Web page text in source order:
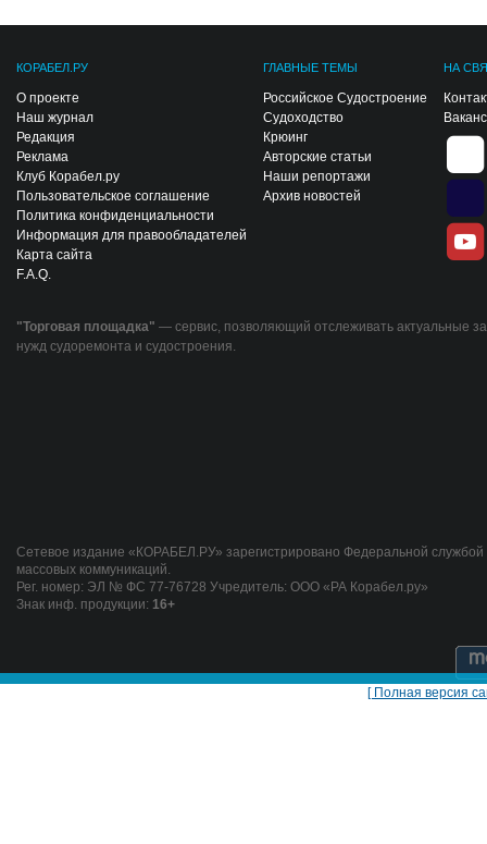
КОРАБЕЛ.РУ
О проекте
Наш журнал
Редакция
Реклама
Клуб Корабел.ру
Пользовательское соглашение
Политика конфиденциальности
Информация для правообладателей
Карта сайта
F.A.Q.
ГЛАВНЫЕ ТЕМЫ
Российское Судостроение
Судоходство
Крюинг
Авторские статьи
Наши репортажи
Архив новостей
НА
"Торговая площадка" — сервис, позволяющий отслеживать актуальные
нужд судоремонта и судостроения.
Сетевое издание «КОРАБЕЛ.РУ» зарегистрировано Федеральной
массовых коммуникаций.
Рег. номер: ЭЛ № ФС 77-76728 Учредитель: ООО «РА Корабел.ру»
Знак инф. продукции: 16+
[ Полная версия